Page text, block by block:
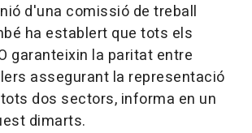
d'una comissió de treball
ha establert que tots els
garanteixin la paritat entre
assegurant la representació
dos sectors, informa en un
dimarts.